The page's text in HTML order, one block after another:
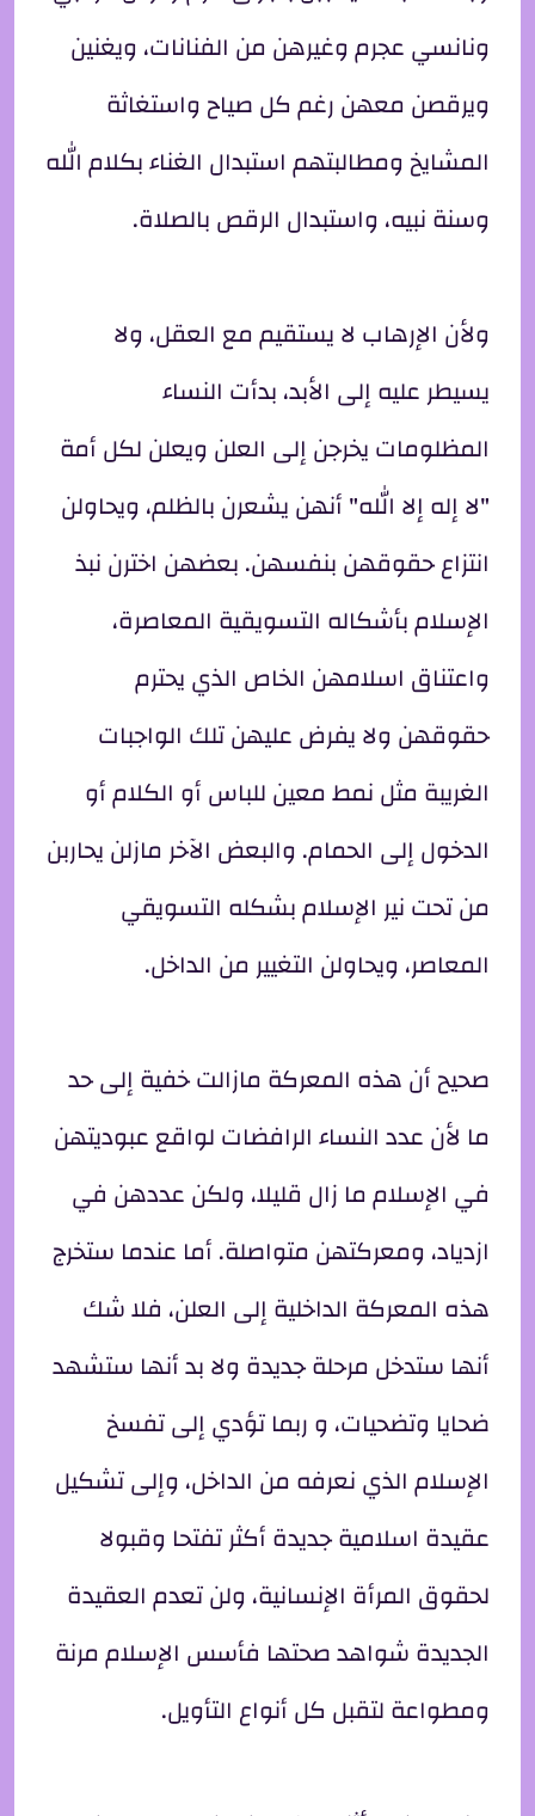
ونانسي عجرم وغيرهن من الفنانات، ويغنين
ويرقصن معهن رغم كل صياح واستغاثة
المشايخ ومطالبتهم استبدال الغناء بكلام الله
وسنة نبيه، واستبدال الرقص بالصلاة.
ولأن الإرهاب لا يستقيم مع العقل، ولا
يسيطر عليه إلى الأبد، بدأت النساء
المظلومات يخرجن إلى العلن ويعلن لكل أمة
"لا إله إلا الله" أنهن يشعرن بالظلم، ويحاولن
انتزاع حقوقهن بنفسهن. بعضهن اخترن نبذ
الإسلام بأشكاله التسويقية المعاصرة،
واعتناق اسلامهن الخاص الذي يحترم
حقوقهن ولا يفرض عليهن تلك الواجبات
الغريبة مثل نمط معين للباس أو الكلام أو
الدخول إلى الحمام. والبعض الآخر مازلن يحاربن
من تحت نير الإسلام بشكله التسويقي
المعاصر، ويحاولن التغيير من الداخل.
صحيح أن هذه المعركة مازالت خفية إلى حد
ما لأن عدد النساء الرافضات لواقع عبوديتهن
في الإسلام ما زال قليلا، ولكن عددهن في
ازدياد، ومعركتهن متواصلة. أما عندما ستخرج
هذه المعركة الداخلية إلى العلن، فلا شك
أنها ستدخل مرحلة جديدة ولا بد أنها ستشهد
ضحايا وتضحيات، و ربما تؤدي إلى تفسخ
الإسلام الذي نعرفه من الداخل، وإلى تشكيل
عقيدة اسلامية جديدة أكثر تفتحا وقبولا
لحقوق المرأة الإنسانية، ولن تعدم العقيدة
الجديدة شواهد صحتها فأسس الإسلام مرنة
ومطواعة لتقبل كل أنواع التأويل.